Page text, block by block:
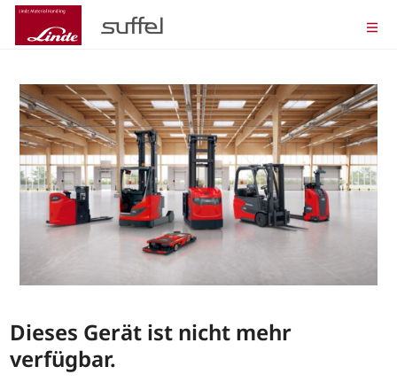
Dieses Gerät ist nicht mehr
verfügbar.